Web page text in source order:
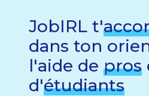
JobIRL t'
dans ton
l'aide de pros
d'étudiants